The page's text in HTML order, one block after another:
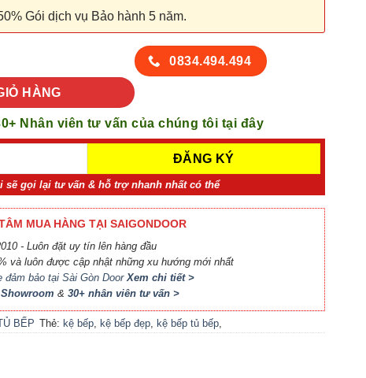
Gói dịch vụ Bảo hành 5 năm.
số lượng
HÀNG
0834.494.494
Nhân viên tư vấn của chúng tôi tại đây
sẽ gọi lại tư vấn & hỗ trợ nhanh nhất có thể
MUA HÀNG TẠI SAIGONDOOR
- Luôn đặt uy tín lên hàng đầu
và luôn được cập nhật những xu hướng mới nhất
đảm bảo tại Sài Gòn DoorXem chi tiết >
& 30+ nhân viên tư vấn >
BẾP Thẻ: kệ bếp, kệ bếp đẹp, kệ bếp tủ bếp,